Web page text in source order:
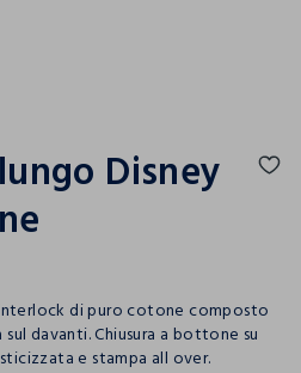
Disney
di puro cotone composto
davanti. Chiusura a bottone su
e stampa all over.